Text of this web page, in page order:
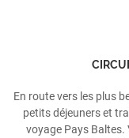
En route vers les plus
petits déjeuners et
voyage Pays Baltes.